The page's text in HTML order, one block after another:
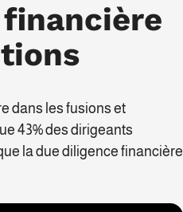
dans les fusions et
43% des dirigeants
la due diligence financière